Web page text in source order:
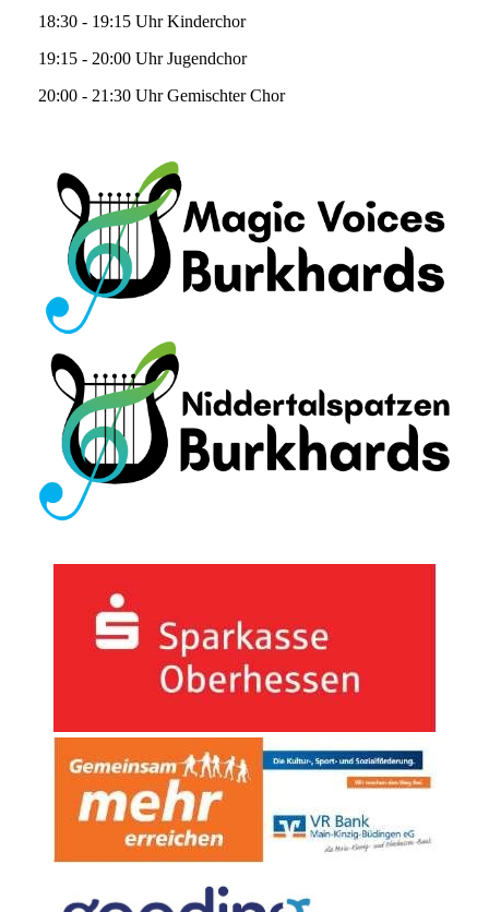
18:30 - 19:15 Uhr Kinderchor
19:15 - 20:00 Uhr Jugendchor
20:00 - 21:30 Uhr Gemischter Chor